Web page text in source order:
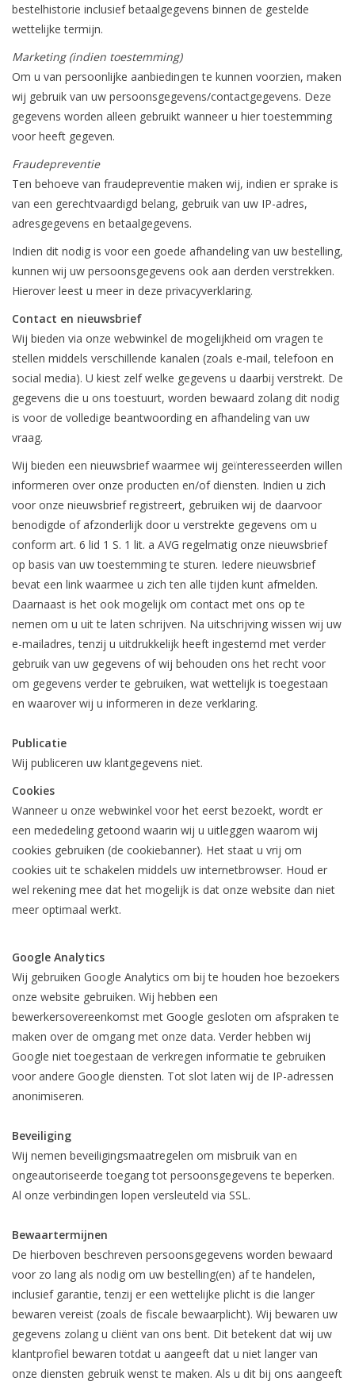
bestelhistorie inclusief betaalgegevens binnen de gestelde
wettelijke termijn.
Marketing (indien toestemming)
Om u van persoonlijke aanbiedingen te kunnen voorzien, maken
wij gebruik van uw persoonsgegevens/contactgegevens. Deze
gegevens worden alleen gebruikt wanneer u hier toestemming
voor heeft gegeven.
Fraudepreventie
Ten behoeve van fraudepreventie maken wij, indien er sprake is
van een gerechtvaardigd belang, gebruik van uw IP-adres,
adresgegevens en betaalgegevens.
Indien dit nodig is voor een goede afhandeling van uw bestelling,
kunnen wij uw persoonsgegevens ook aan derden verstrekken.
Hierover leest u meer in deze privacyverklaring.
Contact en nieuwsbrief
Wij bieden via onze webwinkel de mogelijkheid om vragen te
stellen middels verschillende kanalen (zoals e-mail, telefoon en
social media). U kiest zelf welke gegevens u daarbij verstrekt. De
gegevens die u ons toestuurt, worden bewaard zolang dit nodig
is voor de volledige beantwoording en afhandeling van uw
vraag.
Wij bieden een nieuwsbrief waarmee wij geïnteresseerden willen
informeren over onze producten en/of diensten. Indien u zich
voor onze nieuwsbrief registreert, gebruiken wij de daarvoor
benodigde of afzonderlijk door u verstrekte gegevens om u
conform art. 6 lid 1 S. 1 lit. a AVG regelmatig onze nieuwsbrief
op basis van uw toestemming te sturen. Iedere nieuwsbrief
bevat een link waarmee u zich ten alle tijden kunt afmelden.
Daarnaast is het ook mogelijk om contact met ons op te
nemen om u uit te laten schrijven. Na uitschrijving wissen wij uw
e-mailadres, tenzij u uitdrukkelijk heeft ingestemd met verder
gebruik van uw gegevens of wij behouden ons het recht voor
om gegevens verder te gebruiken, wat wettelijk is toegestaan
en waarover wij u informeren in deze verklaring.
Publicatie
Wij publiceren uw klantgegevens niet.
Cookies
Wanneer u onze webwinkel voor het eerst bezoekt, wordt er
een mededeling getoond waarin wij u uitleggen waarom wij
cookies gebruiken (de cookiebanner). Het staat u vrij om
cookies uit te schakelen middels uw internetbrowser. Houd er
wel rekening mee dat het mogelijk is dat onze website dan niet
meer optimaal werkt.
Google Analytics
Wij gebruiken Google Analytics om bij te houden hoe bezoekers
onze website gebruiken. Wij hebben een
bewerkersovereenkomst met Google gesloten om afspraken te
maken over de omgang met onze data. Verder hebben wij
Google niet toegestaan de verkregen informatie te gebruiken
voor andere Google diensten. Tot slot laten wij de IP-adressen
anonimiseren.
Beveiliging
Wij nemen beveiligingsmaatregelen om misbruik van en
ongeautoriseerde toegang tot persoonsgegevens te beperken.
Al onze verbindingen lopen versleuteld via SSL.
Bewaartermijnen
De hierboven beschreven persoonsgegevens worden bewaard
voor zo lang als nodig om uw bestelling(en) af te handelen,
inclusief garantie, tenzij er een wettelijke plicht is die langer
bewaren vereist (zoals de fiscale bewaarplicht). Wij bewaren uw
gegevens zolang u cliënt van ons bent. Dit betekent dat wij uw
klantprofiel bewaren totdat u aangeeft dat u niet langer van
onze diensten gebruik wenst te maken. Als u dit bij ons aangeeft